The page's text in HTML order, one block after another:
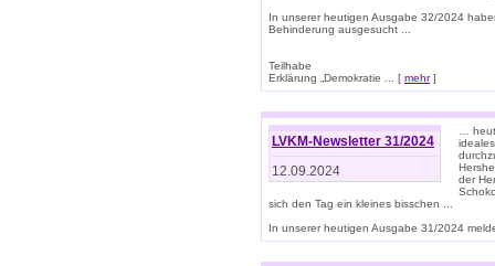
In unserer heutigen Ausgabe 32/2024
Behinderung ausgesucht ...
Teilhabe
Erklärung „Demokratie ... [ mehr]
LVKM-Newsletter 31/2024
12.09.2024
…
der
sich den Tag ein kleines bisschen ...
In unserer heutigen Ausgabe 31/2024